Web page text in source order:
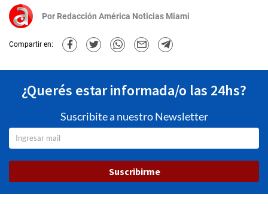
Por Redacción América Noticias Miami
Compartir en:
¿Querés estar informada/o las 24hs?
Suscribite a nuestro Newsletter
Suscribirme